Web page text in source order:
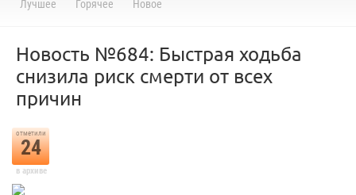
Лучшее Горячее Новое
Новость №684: Быстрая ходьба
снизила риск смерти от всех
причин
отметили
24
в архиве